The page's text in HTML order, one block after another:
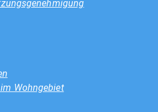
Wohngebiet